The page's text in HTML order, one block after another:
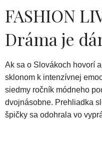
FASHION
Dráma je
Ak sa o Slovákoch hovorí
sklonom k intenzívnej
siedmy ročník módneho
dvojnásobne. Prehliadka
špičky sa odohrala vo